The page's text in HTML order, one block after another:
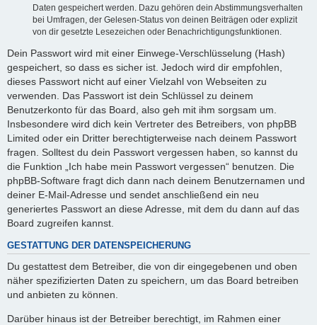
Daten gespeichert werden. Dazu gehören dein Abstimmungsverhalten
bei Umfragen, der Gelesen-Status von deinen Beiträgen oder explizit
von dir gesetzte Lesezeichen oder Benachrichtigungsfunktionen.
Dein Passwort wird mit einer Einwege-Verschlüsselung (Hash)
gespeichert, so dass es sicher ist. Jedoch wird dir empfohlen,
dieses Passwort nicht auf einer Vielzahl von Webseiten zu
verwenden. Das Passwort ist dein Schlüssel zu deinem
Benutzerkonto für das Board, also geh mit ihm sorgsam um.
Insbesondere wird dich kein Vertreter des Betreibers, von phpBB
Limited oder ein Dritter berechtigterweise nach deinem Passwort
fragen. Solltest du dein Passwort vergessen haben, so kannst du
die Funktion „Ich habe mein Passwort vergessen“ benutzen. Die
phpBB-Software fragt dich dann nach deinem Benutzernamen und
deiner E-Mail-Adresse und sendet anschließend ein neu
generiertes Passwort an diese Adresse, mit dem du dann auf das
Board zugreifen kannst.
GESTATTUNG DER DATENSPEICHERUNG
Du gestattest dem Betreiber, die von dir eingegebenen und oben
näher spezifizierten Daten zu speichern, um das Board betreiben
und anbieten zu können.
Darüber hinaus ist der Betreiber berechtigt, im Rahmen einer